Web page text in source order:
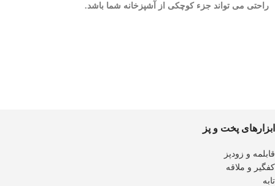
راحتی می تواند جزء کوچکی از آشپزخانه شما باشد.
ابزارهای پخت و پز
قابلمه و زودپز
کفگیر و ملاقه
تابه